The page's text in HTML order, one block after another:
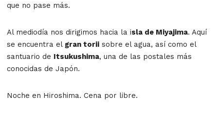
que no pase más.
Al mediodía nos dirigimos hacia la isla de Miyajima. Aquí
se encuentra el gran torii sobre el agua, así como el
santuario de Itsukushima, una de las postales más
conocidas de Japón.
Noche en Hiroshima. Cena por libre.